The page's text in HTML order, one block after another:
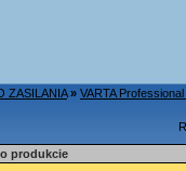
ZASILANIA » VARTA
produkcie